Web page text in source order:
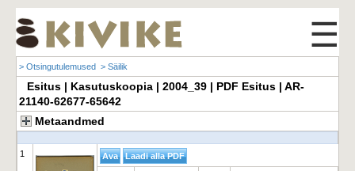
☰
> Otsingutulemused > Säilik
Esitus | Kasutuskoopia | 2004_39 | PDF Esitus | AR-
21140-62677-65642
Metaandmed
1